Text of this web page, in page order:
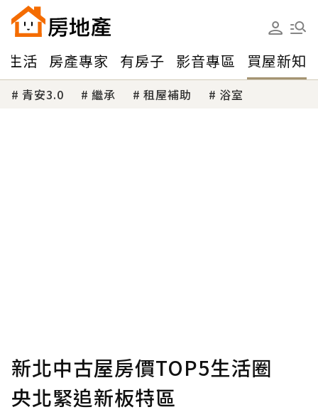
生活 房產專家 有房子 影音專區 買屋新知
青安3.0 繼承 租屋補助 浴室
新北中古屋房價TOP5生活圈
央北緊追新板特區